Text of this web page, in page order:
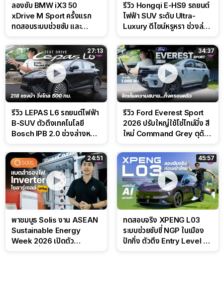
ลองขับ BMW iX3 50
xDrive M Sport ครั้งแรก
ทดสอบระบบช่วยขับ และ
สนาม
รีวิว Hongqi E-HS9 รถยนต์
ไฟฟ้า SUV ระดับ Ultra-
Luxury ดีไซน์หรูหรา ช่วงล่าง
27:13
รีวิว LEPAS L6 รถยนต์ไฟฟ้า
B-SUV ตัวตึงเทคโนโลยี
Bosch IPB 2.0 ช่วงล่างหนึบ
34:37
รีวิว Ford Everest Sport
2026 ปรับใหญ่ใช้โซ่ไทม์มิ่ง สี
ใหม่ Command Grey ดุดัน
24:51
พาชมบูธ Solis งาน ASEAN
Sustainable Energy
Week 2026 เปิดตัว
45:57
ทดสอบจริง XPENG L03
ระบบช่วยขับขี่ NGP ในเมือง
ปักกิ่ง ตัวตึง Entry Level ที่